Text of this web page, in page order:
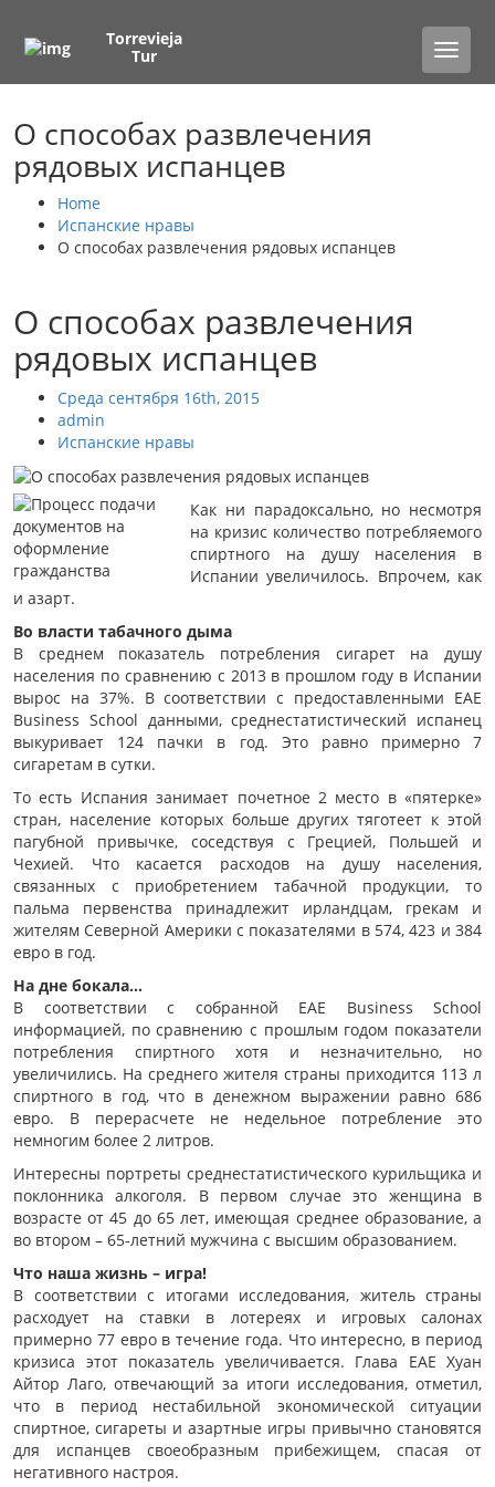
Toggle
Torrevieja
Tur
О способах развлечения
рядовых испанцев
Home
Испанские нравы
О способах развлечения рядовых испанцев
О способах развлечения
рядовых испанцев
Среда сентября 16th, 2015
admin
Испанские нравы
Как ни парадоксально, но несмотря
на кризис количество потребляемого
спиртного на душу населения в
Испании увеличилось. Впрочем, как
и азарт.
Во власти табачного дыма
В среднем показатель потребления сигарет на душу
населения по сравнению с 2013 в прошлом году в Испании
вырос на 37%. В соответствии с предоставленными EAE
Business School данными, среднестатистический испанец
выкуривает 124 пачки в год. Это равно примерно 7
сигаретам в сутки.
То есть Испания занимает почетное 2 место в «пятерке»
стран, население которых больше других тяготеет к этой
пагубной привычке, соседствуя с Грецией, Польшей и
Чехией. Что касается расходов на душу населения,
связанных с приобретением табачной продукции, то
пальма первенства принадлежит ирландцам, грекам и
жителям Северной Америки с показателями в 574, 423 и 384
евро в год.
На дне бокала…
В соответствии с собранной EAE Business School
информацией, по сравнению с прошлым годом показатели
потребления спиртного хотя и незначительно, но
увеличились. На среднего жителя страны приходится 113 л
спиртного в год, что в денежном выражении равно 686
евро. В перерасчете не недельное потребление это
немногим более 2 литров.
Интересны портреты среднестатистического курильщика и
поклонника алкоголя. В первом случае это женщина в
возрасте от 45 до 65 лет, имеющая среднее образование, а
во втором – 65-летний мужчина с высшим образованием.
Что наша жизнь – игра!
В соответствии с итогами исследования, житель страны
расходует на ставки в лотереях и игровых салонах
примерно 77 евро в течение года. Что интересно, в период
кризиса этот показатель увеличивается. Глава EAE Хуан
Айтор Лаго, отвечающий за итоги исследования, отметил,
что в период нестабильной экономической ситуации
спиртное, сигареты и азартные игры привычно становятся
для испанцев своеобразным прибежищем, спасая от
негативного настроя.